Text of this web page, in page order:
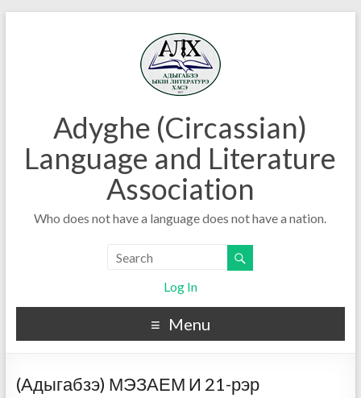
Adyghe (Circassian)
Language and Literature
Association
Who does not have a language does not have a nation.
Log In
Menu
(Адыгабзэ) МЭЗАЕМ И 21-рэр